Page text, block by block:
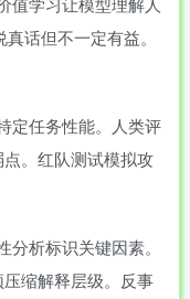
话但不一定有益。
定任务性能。人类评
。红队测试模拟攻
析标识关键因素。
缩解释层级。反事